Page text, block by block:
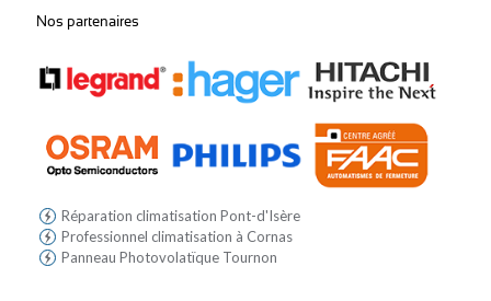
Nos partenaires
Réparation climatisation Pont-d'Isère
Professionnel climatisation à Cornas
Panneau Photovolatïque Tournon